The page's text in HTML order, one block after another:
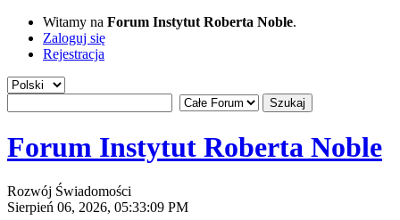
Witamy na Forum Instytut Roberta Noble.
Zaloguj się
Rejestracja
Forum Instytut Roberta Noble
Rozwój Świadomości
Sierpień 06, 2026, 05:33:09 PM